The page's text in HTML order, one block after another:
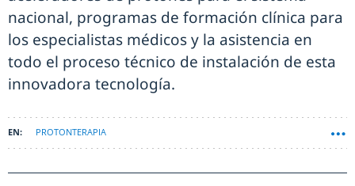
nacional, programas de formación clínica para
los especialistas médicos y la asistencia en
todo el proceso técnico de instalación de esta
innovadora tecnología.
PROTONTERAPIA